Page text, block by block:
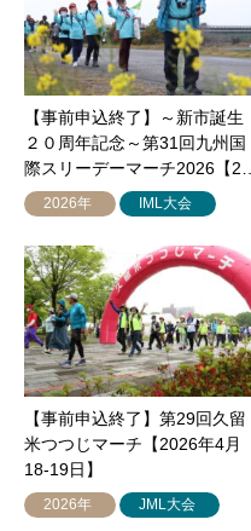
【事前申込終了】～新市誕生
２０周年記念～第31回九州国
際スリーデーマーチ2026【2…
2026年 IML大会
【事前申込終了】第29回久留
米つつじマーチ【2026年4月
18-19日】
2026年 JML大会